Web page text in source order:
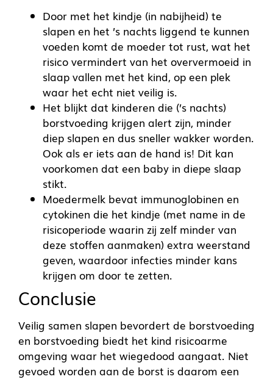
Door met het kindje (in nabijheid) te
slapen en het ’s nachts liggend te kunnen
voeden komt de moeder tot rust, wat het
risico vermindert van het oververmoeid in
slaap vallen met het kind, op een plek
waar het echt niet veilig is.
Het blijkt dat kinderen die (’s nachts)
borstvoeding krijgen alert zijn, minder
diep slapen en dus sneller wakker worden.
Ook als er iets aan de hand is! Dit kan
voorkomen dat een baby in diepe slaap
stikt.
Moedermelk bevat immunoglobinen en
cytokinen die het kindje (met name in de
risicoperiode waarin zij zelf minder van
deze stoffen aanmaken) extra weerstand
geven, waardoor infecties minder kans
krijgen om door te zetten.
Conclusie
Veilig samen slapen bevordert de borstvoeding
en borstvoeding biedt het kind risicoarme
omgeving waar het wiegedood aangaat. Niet
gevoed worden aan de borst is daarom een